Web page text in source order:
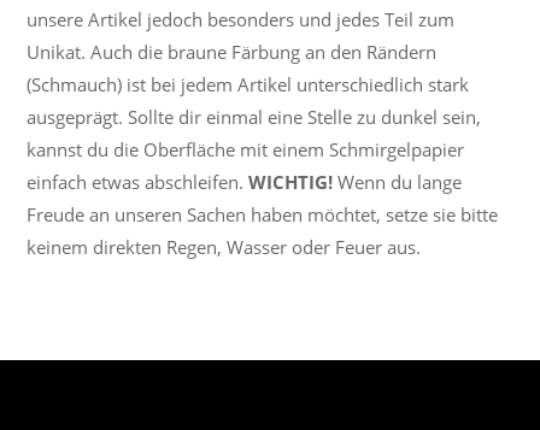
unsere Artikel jedoch besonders und jedes Teil zum
Unikat. Auch die braune Färbung an den Rändern
(Schmauch) ist bei jedem Artikel unterschiedlich stark
ausgeprägt. Sollte dir einmal eine Stelle zu dunkel sein,
kannst du die Oberfläche mit einem Schmirgelpapier
einfach etwas abschleifen.WICHTIG! Wenn du lange
Freude an unseren Sachen haben möchtet, setze sie bitte
keinem direkten Regen, Wasser oder Feuer aus.